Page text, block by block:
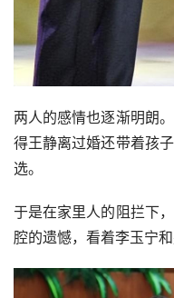
纠结不已。
可是面对李玉宁的爱心